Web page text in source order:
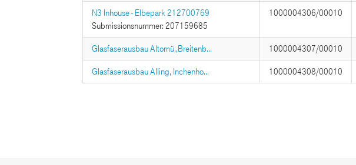
N3 Inhouse - Elbepark 212700769
Submissionsnummer: 207159685
1000004306/00010
Glasfaserausbau Altomü.,Breitenb... 1000004307/00010
Glasfaserausbau Alling, Inchenho... 1000004308/00010